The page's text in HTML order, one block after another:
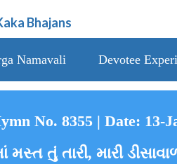
Bhajans
Namavali Devotee
No. 8355 | Date: 13-
તું તારી, મારી